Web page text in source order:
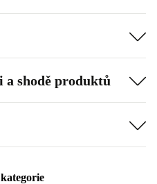
a shodě produktů